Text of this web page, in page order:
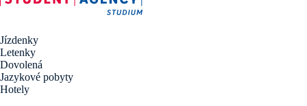
Jízdenky
Letenky
Dovolená
Jazykové pobyty
Hotely